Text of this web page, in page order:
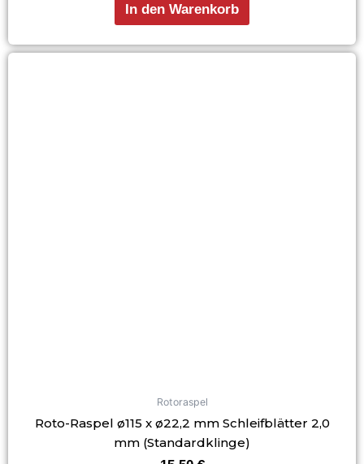
In den Warenkorb
Rotoraspel
Roto-Raspel ø115 x ø22,2 mm Schleifblätter 2,0
mm (Standardklinge)